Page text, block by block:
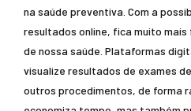
na saúde preventiva. Com a
resultados online, fica muito
de nossa saúde. Plataformas
visualize resultados de exames
outros procedimentos, de forma